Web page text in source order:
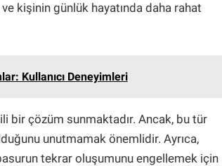
kişinin günlük hayatında daha rahat
Kullanıcı Deneyimleri
bir çözüm sunmaktadır. Ancak, bu tür
unutmamak önemlidir. Ayrıca,
tekrar oluşumunu engellemek için